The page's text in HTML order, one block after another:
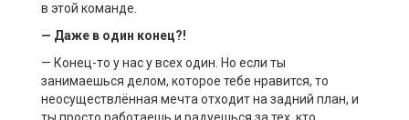
в этой команде.
— Даже в один конец?!
— Конец-то у нас у всех один. Но если ты
занимаешься делом, которое тебе нравится, то
неосуществлённая мечта отходит на задний план, и